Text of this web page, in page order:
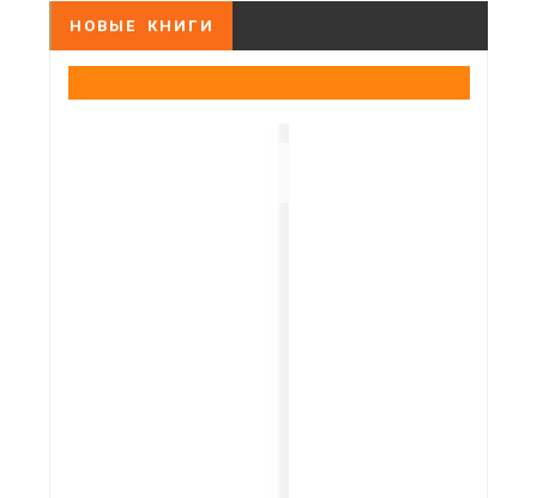
НОВЫЕ КНИГИ